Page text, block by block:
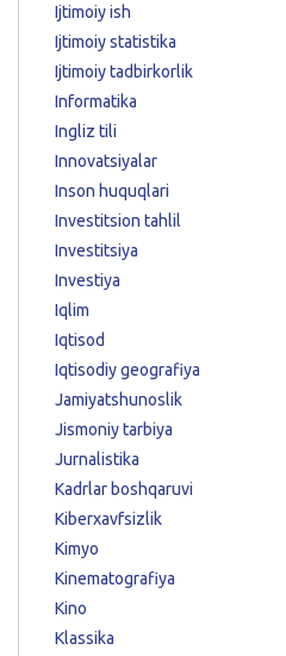
Ijtimoiy ish
Ijtimoiy statistika
Ijtimoiy tadbirkorlik
Informatika
Ingliz tili
Innovatsiyalar
Inson huquqlari
Investitsion tahlil
Investitsiya
Investiya
Iqlim
Iqtisod
Iqtisodiy geografiya
Jamiyatshunoslik
Jismoniy tarbiya
Jurnalistika
Kadrlar boshqaruvi
Kiberxavfsizlik
Kimyo
Kinematografiya
Kino
Klassika